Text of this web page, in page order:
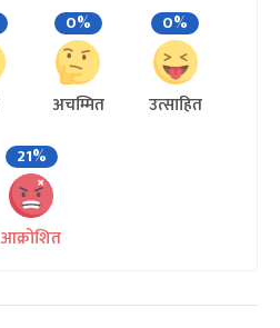
0%
अचम्मित
0%
उत्साहित
21%
आक्रोशित